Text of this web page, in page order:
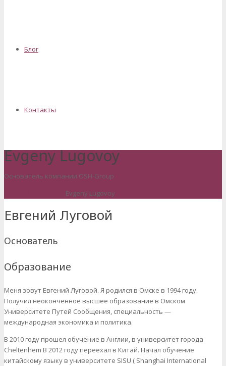
Блог
Контакты
Evgeny Lugovoy
Основатель компании OSH-Group
Evgeny Lugovoy
Евгений Луговой
Основатель
Образование
Меня зовут Евгений Луговой. Я родился в Омске в 1994 году.
Получил неоконченное высшее образование в Омском
Университете Путей Сообщения, специальность —
международная экономика и политика.
В 2010 году прошел обучение в Англии, в университет города
Cheltenhem В 2012 году переехал в Китай. Начал обучение
китайскому языку в университете SISU ( Shanghai International